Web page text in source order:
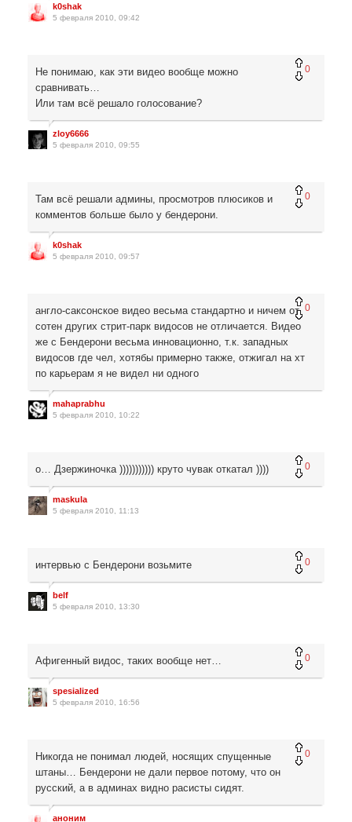
k0shak
5 февраля 2010, 09:42
0
Не понимаю, как эти видео вообще можно
сравнивать…
Или там всё решало голосование?
zloy6666
5 февраля 2010, 09:55
0
Там всё решали админы, просмотров плюсиков и
комментов больше было у бендерони.
k0shak
5 февраля 2010, 09:57
0
англо-саксонское видео весьма стандартно и ничем от
сотен других стрит-парк видосов не отличается. Видео
же с Бендерони весьма инновационно, т.к. западных
видосов где чел, хотябы примерно также, отжигал на хт
по карьерам я не видел ни одного
mahaprabhu
5 февраля 2010, 10:22
0
о… Дзержиночка ))))))))))) круто чувак откатал ))))
maskula
5 февраля 2010, 11:13
0
интервью с Бендерони возьмите
belf
5 февраля 2010, 13:30
0
Афигенный видос, таких вообще нет…
spesialized
5 февраля 2010, 16:56
0
Никогда не понимал людей, носящих спущенные
штаны… Бендерони не дали первое потому, что он
русский, а в админах видно расисты сидят.
аноним